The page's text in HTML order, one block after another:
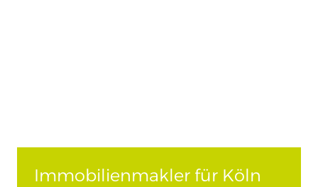
Immobilienmakler für Köln